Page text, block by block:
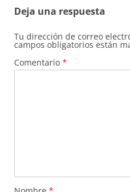
Deja una respuesta
Tu dirección de correo
campos obligatorios están
Comentario *